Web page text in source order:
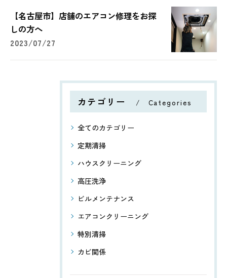
【名古屋市】店舗のエアコン修理をお探
しの方へ
2023/07/27
カテゴリー Categories
全てのカテゴリー
定期清掃
ハウスクリーニング
高圧洗浄
ビルメンテナンス
エアコンクリーニング
特別清掃
カビ関係